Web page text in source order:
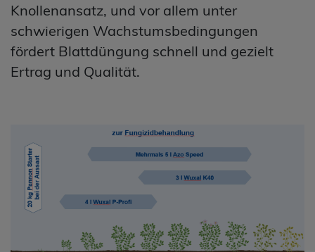
Knollenansatz, und vor allem unter
schwierigen Wachstumsbedingungen
fördert Blattdüngung schnell und gezielt
Ertrag und Qualität.